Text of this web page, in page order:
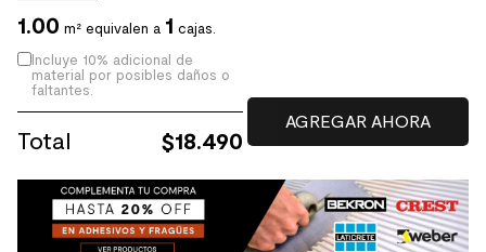
1.00 m² equivalen a 1 cajas.
Incluye 10% adicional de
material por posibles daños o
faltantes.
Total $18.490